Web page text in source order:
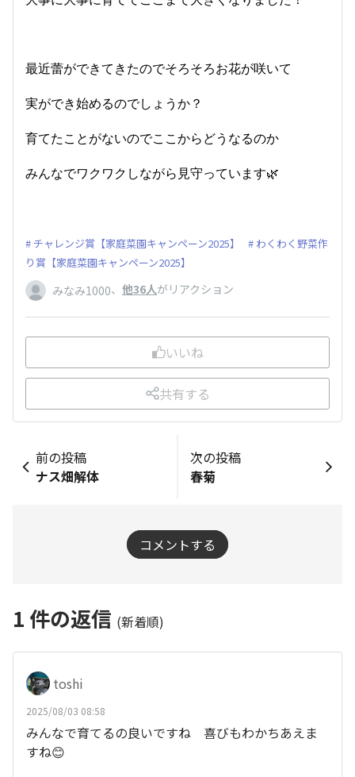
最近蕾ができてきたのでそろそろお花が咲いて
実ができ始めるのでしょうか？
育てたことがないのでここからどうなるのか
みんなでワクワクしながら見守っています🌿
チャレンジ賞【家庭菜園キャンペーン2025】
わくわく野菜作
り賞【家庭菜園キャンペーン2025】
みなみ1000、 他36人がリアクション
いいね
共有する
前の投稿
ナス畑解体
次の投稿
春菊
コメントする
1 件の返信 (新着順)
toshi
2025/08/03 08:58
みんなで育てるの良いですね 喜びもわかちあえま
すね😊